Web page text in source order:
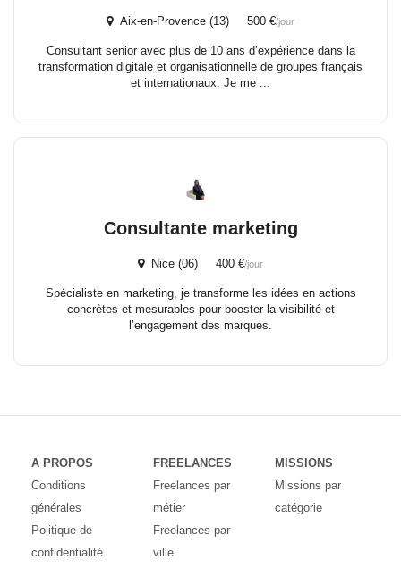
Aix-en-Provence (13) 500 €/jour
Consultant senior avec plus de 10 ans d’expérience dans la
transformation digitale et organisationnelle de groupes français
et internationaux. Je me ...
Consultante marketing
Nice (06) 400 €/jour
Spécialiste en marketing, je transforme les idées en actions
concrètes et mesurables pour booster la visibilité et
l’engagement des marques.
A PROPOS
Conditions
générales
Politique de
confidentialité
FREELANCES
Freelances par
métier
Freelances par
ville
MISSIONS
Missions par
catégorie